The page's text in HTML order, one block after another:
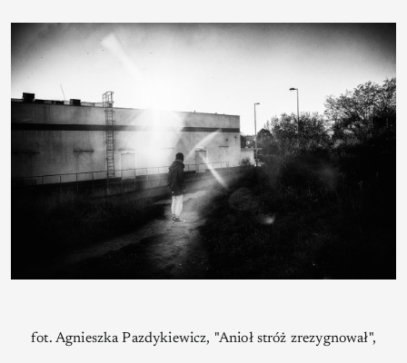
fot. Agnieszka Pazdykiewicz, "Anioł stróż zrezygnował",